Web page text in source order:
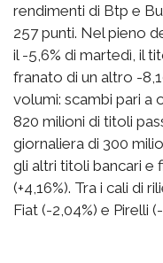
rendimenti di Btp e
257 punti. Nel pieno
il -5,6% di martedì, il
franato di un altro -
volumi: scambi pari a
820 milioni di titoli
giornaliera di 300
gli altri titoli bancari e
(+4,16%). Tra i cali di
Fiat (-2,04%) e Pirelli